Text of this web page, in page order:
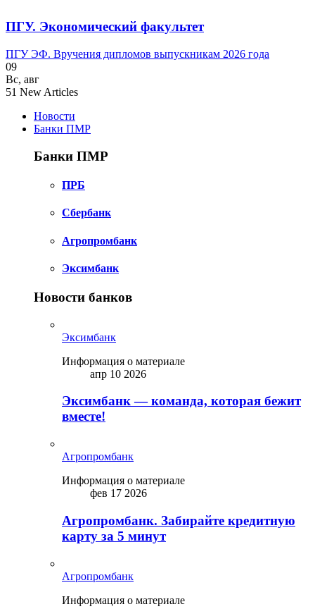
ПГУ. Экономический факультет
ПГУ ЭФ. Вручения дипломов выпускникам 2026 года
09
Вс, авг
51 New Articles
Новости
Банки ПМР
Банки ПМР
ПРБ
Сбербанк
Агропромбанк
Эксимбанк
Новости банков
Эксимбанк
Информация о материале
апр 10 2026
Эксимбанк — команда, которая бежит
вместе!
Агропромбанк
Информация о материале
фев 17 2026
Агропромбанк. Забирайте кредитную
карту за 5 минут
Агропромбанк
Информация о материале